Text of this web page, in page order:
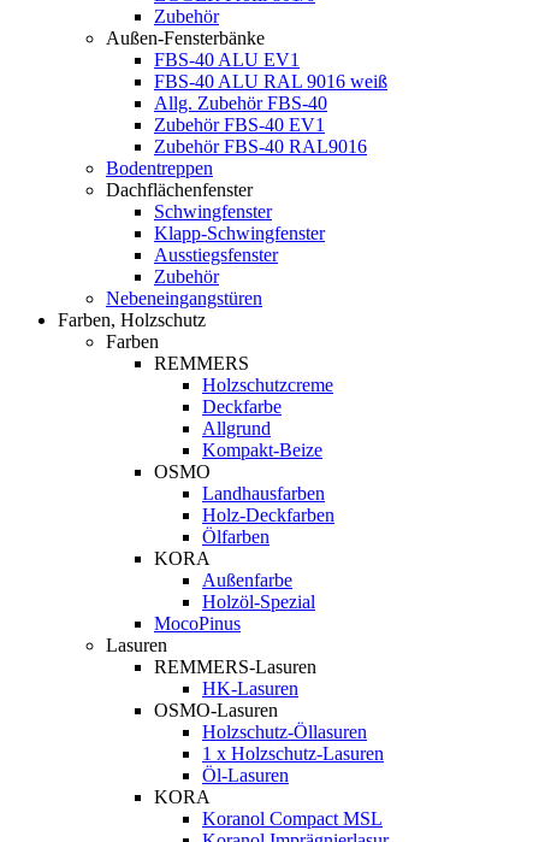
Zubehör
Außen-Fensterbänke
FBS-40 ALU EV1
FBS-40 ALU RAL 9016 weiß
Allg. Zubehör FBS-40
Zubehör FBS-40 EV1
Zubehör FBS-40 RAL9016
Bodentreppen
Dachflächenfenster
Schwingfenster
Klapp-Schwingfenster
Ausstiegsfenster
Zubehör
Nebeneingangstüren
Farben, Holzschutz
Farben
REMMERS
Holzschutzcreme
Deckfarbe
Allgrund
Kompakt-Beize
OSMO
Landhausfarben
Holz-Deckfarben
Ölfarben
KORA
Außenfarbe
Holzöl-Spezial
MocoPinus
Lasuren
REMMERS-Lasuren
HK-Lasuren
OSMO-Lasuren
Holzschutz-Öllasuren
1 x Holzschutz-Lasuren
Öl-Lasuren
KORA
Koranol Compact MSL